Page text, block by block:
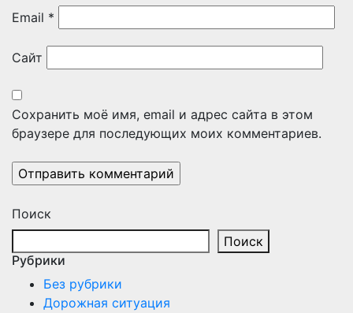
Email *
Сайт
Сохранить моё имя, email и адрес сайта в этом
браузере для последующих моих комментариев.
Поиск
Поиск
Рубрики
Без рубрики
Дорожная ситуация